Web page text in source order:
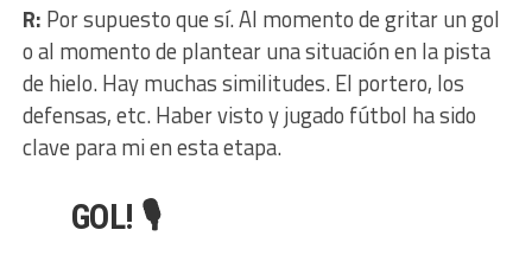
R: Por supuesto que sí. Al momento de gritar un gol
o al momento de plantear una situación en la pista
de hielo. Hay muchas similitudes. El portero, los
defensas, etc. Haber visto y jugado fútbol ha sido
clave para mi en esta etapa.
GOL! 🎙